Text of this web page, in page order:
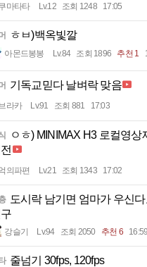
마타타 Lv.12 조회 1248 17:05
ㅎㅂ)백옥빛깔
아몬드봉봉 Lv.84 조회 1896 추천 1
기독교믿다 날벼락 맞음
라카 Lv.91 조회 881 17:03
ㅇㅎ) MINIMAX H3 로컬영상
의파편 Lv.21 조회 1343 17:02
도시락 남기면 엄마가 우신
강슬기 Lv.94 조회 2050 추천 6 16:59
줄넘기 30fps, 120fps